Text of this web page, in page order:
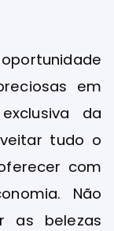
em
da
tudo o
com
Não
as belezas